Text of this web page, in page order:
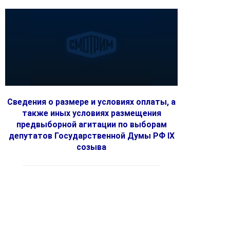
Сведения о размере и условиях оплаты, а
также иных условиях размещения
предвыборной агитации по выборам
депутатов Государственной Думы РФ IX
созыва